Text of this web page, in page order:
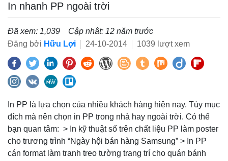
In nhanh PP ngoài trời
Đã xem: 1,039
Cập nhât: 12 năm trước
Đăng bởi Hữu Lợi 24-10-2014 1039 lượt xem
In PP là lựa chọn của nhiều khách hàng hiện nay. Tùy mục
đích mà nên chọn in PP trong nhà hay ngoài trời. Có thể
bạn quan tâm: > In kỹ thuật số trên chất liệu PP làm poster
cho trương trình “Ngày hội bán hàng Samsung” > In PP
cán format làm tranh treo tường trang trí cho quán bánh